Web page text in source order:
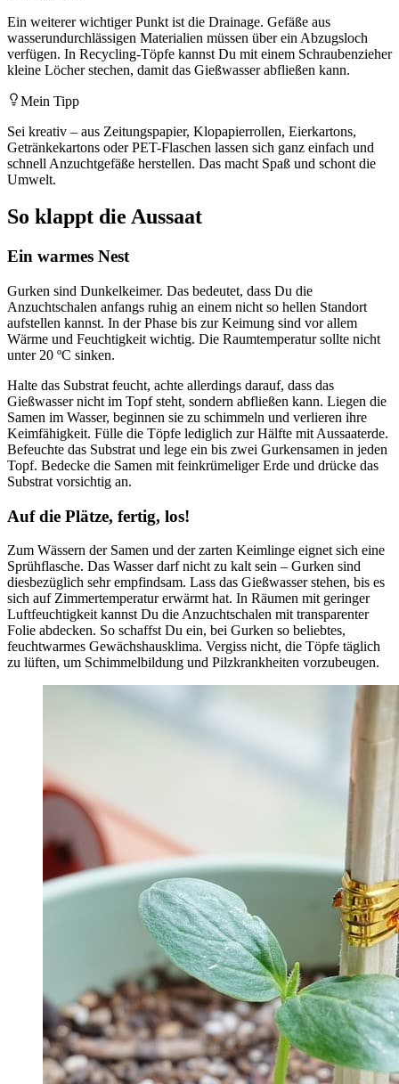
Ein weiterer wichtiger Punkt ist die Drainage. Gefäße aus
wasserundurchlässigen Materialien müssen über ein Abzugsloch
verfügen. In Recycling-Töpfe kannst Du mit einem Schraubenzieher
kleine Löcher stechen, damit das Gießwasser abfließen kann.
Mein Tipp
Sei kreativ – aus Zeitungspapier, Klopapierrollen, Eierkartons,
Getränkekartons oder PET-Flaschen lassen sich ganz einfach und
schnell Anzuchtgefäße herstellen. Das macht Spaß und schont die
Umwelt.
So klappt die Aussaat
Ein warmes Nest
Gurken sind Dunkelkeimer. Das bedeutet, dass Du die
Anzuchtschalen anfangs ruhig an einem nicht so hellen Standort
aufstellen kannst. In der Phase bis zur Keimung sind vor allem
Wärme und Feuchtigkeit wichtig. Die Raumtemperatur sollte nicht
unter 20 ºC sinken.
Halte das Substrat feucht, achte allerdings darauf, dass das
Gießwasser nicht im Topf steht, sondern abfließen kann. Liegen die
Samen im Wasser, beginnen sie zu schimmeln und verlieren ihre
Keimfähigkeit. Fülle die Töpfe lediglich zur Hälfte mit Aussaaterde.
Befeuchte das Substrat und lege ein bis zwei Gurkensamen in jeden
Topf. Bedecke die Samen mit feinkrümeliger Erde und drücke das
Substrat vorsichtig an.
Auf die Plätze, fertig, los!
Zum Wässern der Samen und der zarten Keimlinge eignet sich eine
Sprühflasche. Das Wasser darf nicht zu kalt sein – Gurken sind
diesbezüglich sehr empfindsam. Lass das Gießwasser stehen, bis es
sich auf Zimmertemperatur erwärmt hat. In Räumen mit geringer
Luftfeuchtigkeit kannst Du die Anzuchtschalen mit transparenter
Folie abdecken. So schaffst Du ein, bei Gurken so beliebtes,
feuchtwarmes Gewächshausklima. Vergiss nicht, die Töpfe täglich
zu lüften, um Schimmelbildung und Pilzkrankheiten vorzubeugen.